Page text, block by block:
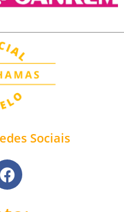
Sociais